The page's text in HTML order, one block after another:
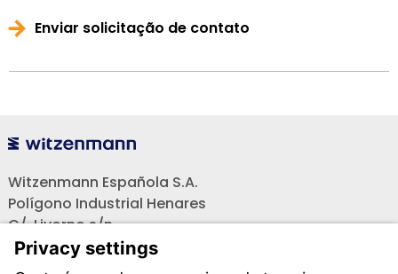
Enviar solicitação de contato
Witzenmann Española S.A.
Polígono Industrial Henares
C/. Livorno s/n
19004 Guadalajara